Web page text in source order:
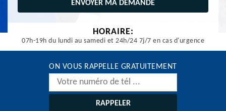
HORAIRE:
07h-19h du lundi au samedi et 24h/24 7j/7 en cas d'urgence
ON VOUS RAPPELLE GRATUITEMENT